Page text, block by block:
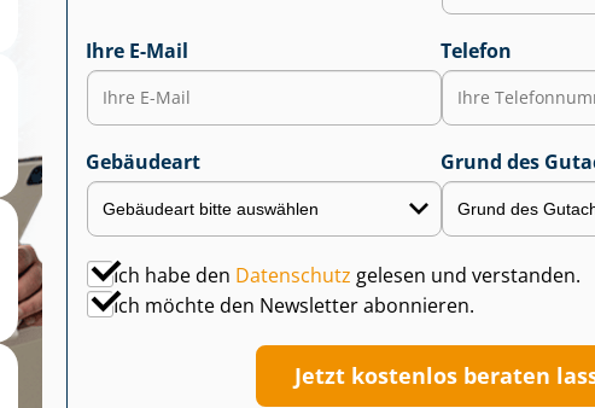
Ihre E-Mail Telefon
Gebäudeart Grund des
Ich habe den Datenschutz gelesen und verstanden.
Ich möchte den Newsletter abonnieren.
Jetzt kostenlos beraten